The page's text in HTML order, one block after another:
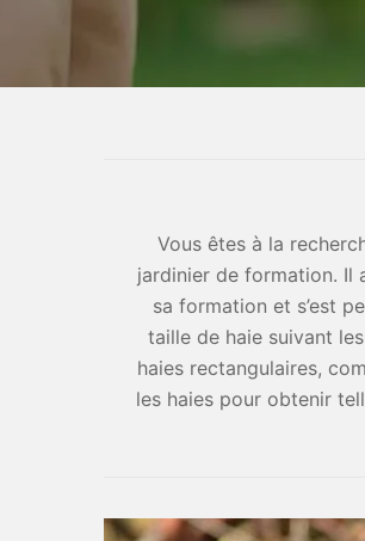
Vous êtes à la
jardinier de formation. Il
sa formation et s’est
taille de haie suivant
haies rectangulaires,
les haies pour obtenir